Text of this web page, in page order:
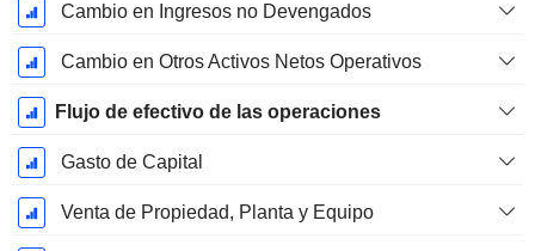
Cambio en Ingresos no Devengados
Cambio en Otros Activos Netos Operativos
Flujo de efectivo de las operaciones
Gasto de Capital
Venta de Propiedad, Planta y Equipo